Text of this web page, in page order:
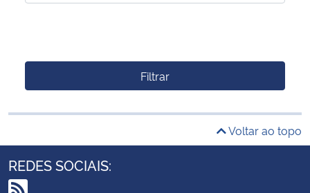
Filtrar
Voltar ao topo
REDES SOCIAIS: